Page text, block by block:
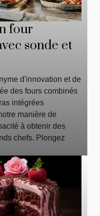
four
sonde et
d'innovation et de
des fours combinés
intégrées
manière de
à obtenir des
chefs. Plongez